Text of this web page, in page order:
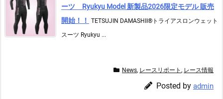
ーツ Ryukyu Model 新製品2026限定モデル 販売
開始！！
TETSUJIN DAMASHII®︎トライアスロンウェット
スーツ Ryukyu ...
News, レースリポート , レース情報
Posted by admin